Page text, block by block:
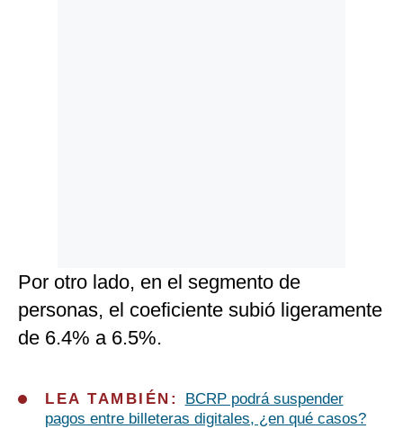
Por otro lado, en el segmento de
personas, el coeficiente subió ligeramente
de 6.4% a 6.5%.
LEA TAMBIÉN:
BCRP podrá suspender
pagos entre billeteras digitales, ¿en qué casos?